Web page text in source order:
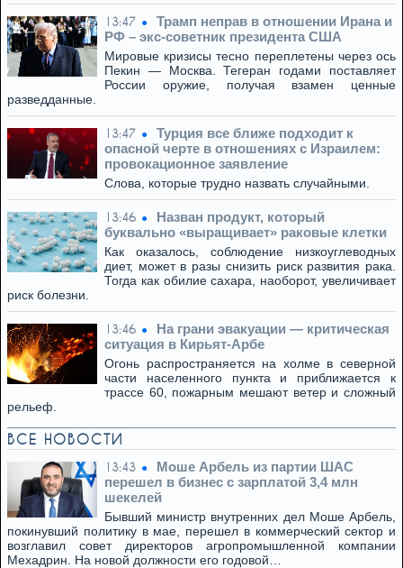
13:47
Трамп неправ в отношении Ирана и
РФ – экс-советник президента США
Мировые кризисы тесно переплетены через ось
Пекин — Москва. Тегеран годами поставляет
России оружие, получая взамен ценные
разведданные.
13:47
Турция все ближе подходит к
опасной черте в отношениях с Израилем:
провокационное заявление
Слова, которые трудно назвать случайными.
13:46
Назван продукт, который
буквально «выращивает» раковые клетки
Как оказалось, соблюдение низкоуглеводных
диет, может в разы снизить риск развития рака.
Тогда как обилие сахара, наоборот, увеличивает
риск болезни.
13:46
На грани эвакуации — критическая
ситуация в Кирьят-Арбе
Огонь распространяется на холме в северной
части населенного пункта и приближается к
трассе 60, пожарным мешают ветер и сложный
рельеф.
ВСЕ НОВОСТИ
13:43
Моше Арбель из партии ШАС
перешел в бизнес с зарплатой 3,4 млн
шекелей
Бывший министр внутренних дел Моше Арбель,
покинувший политику в мае, перешел в коммерческий сектор и
возглавил совет директоров агропромышленной компании
Мехадрин. На новой должности его годовой…